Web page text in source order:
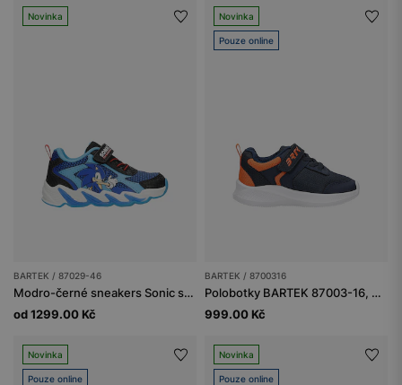
Novinka
BARTEK / 87029-46
Modro-černé sneakers Sonic se svítící podrážkou BARTEK 87029-46
od 1299.00 Kč
Novinka
Pouze online
BARTEK / 8700316
Polobotky BARTEK 87003-16, pro chlapce, tmavě modro-oranžové
999.00 Kč
Novinka
Pouze online
Novinka
Pouze online